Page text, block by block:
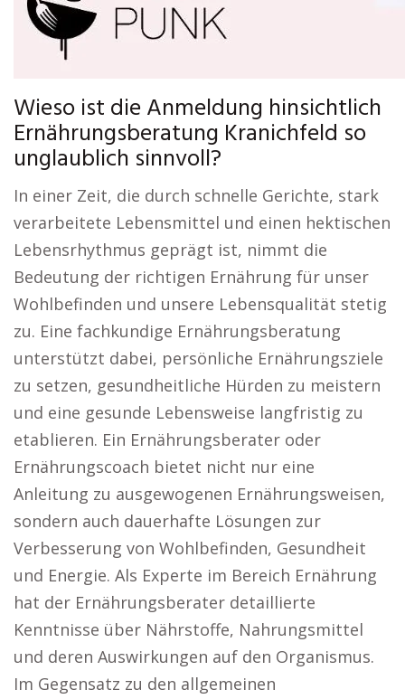
Wieso ist die Anmeldung hinsichtlich
Ernährungsberatung Kranichfeld so
unglaublich sinnvoll?
In einer Zeit, die durch schnelle Gerichte, stark
verarbeitete Lebensmittel und einen hektischen
Lebensrhythmus geprägt ist, nimmt die
Bedeutung der richtigen Ernährung für unser
Wohlbefinden und unsere Lebensqualität stetig
zu. Eine fachkundige Ernährungsberatung
unterstützt dabei, persönliche Ernährungsziele
zu setzen, gesundheitliche Hürden zu meistern
und eine gesunde Lebensweise langfristig zu
etablieren. Ein Ernährungsberater oder
Ernährungscoach bietet nicht nur eine
Anleitung zu ausgewogenen Ernährungsweisen,
sondern auch dauerhafte Lösungen zur
Verbesserung von Wohlbefinden, Gesundheit
und Energie. Als Experte im Bereich Ernährung
hat der Ernährungsberater detaillierte
Kenntnisse über Nährstoffe, Nahrungsmittel
und deren Auswirkungen auf den Organismus.
Im Gegensatz zu den allgemeinen